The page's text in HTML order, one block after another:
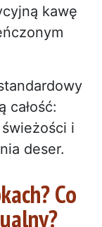
kawę
całość:
i
deser.
Co